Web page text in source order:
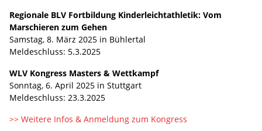
Regionale BLV Fortbildung Kinderleichtathletik: Vom
Marschieren zum Gehen
Samstag, 8. März 2025 in Bühlertal
Meldeschluss: 5.3.2025
WLV Kongress Masters & Wettkampf
Sonntag, 6. April 2025 in Stuttgart
Meldeschluss: 23.3.2025
>> Weitere Infos & Anmeldung zum Kongress